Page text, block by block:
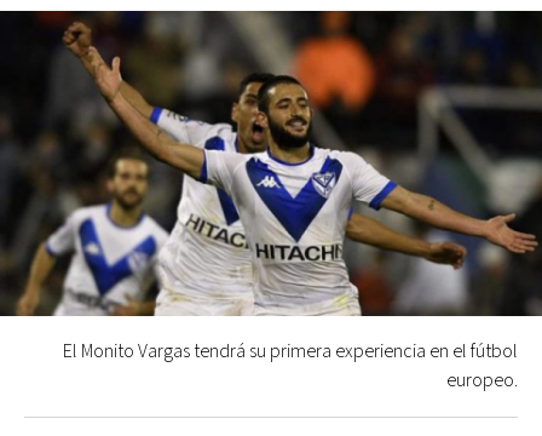
El Monito Vargas tendrá su primera experiencia en el fútbol
europeo.